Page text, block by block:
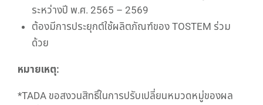
ระหว่างปี พ.ศ. 2565 – 2569
ต้องมีการประยุกต์ใช้ผลิตภัณฑ์ของ TOSTEM ร่วม
ด้วย
หมายเหตุ:
*TADA ขอสงวนสิทธิ์ในการปรับเปลี่ยนหมวดหมู่ของผล